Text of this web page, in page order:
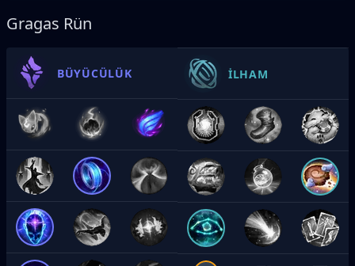
Gragas Rün
BÜYÜCÜLÜK İLHAM